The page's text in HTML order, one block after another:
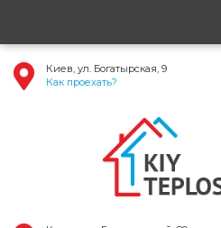
Киев, ул. Богатырская, 9
Как проехать?